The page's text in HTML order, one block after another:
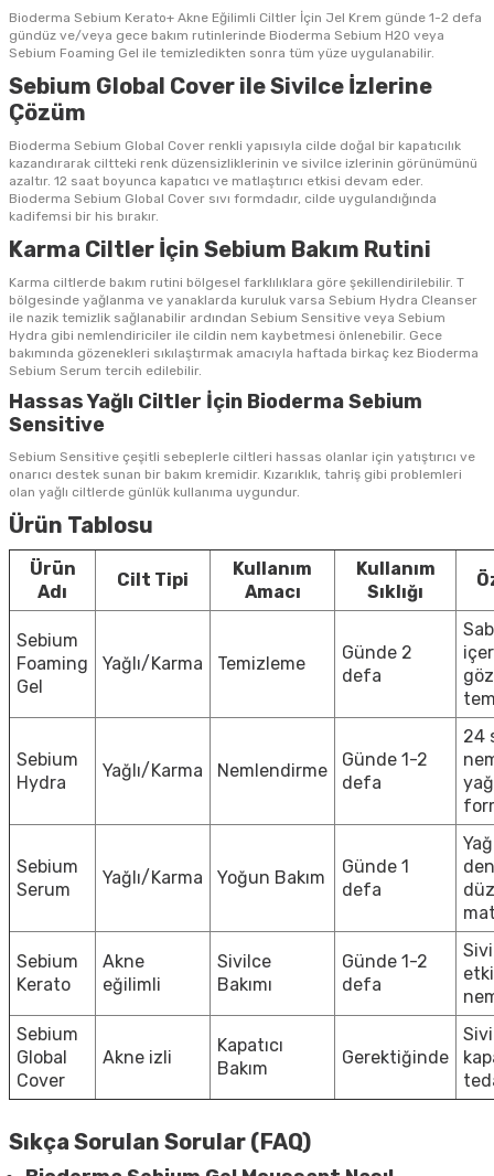
Bioderma Sebium Kerato+ Akne Eğilimli Ciltler İçin Jel Krem günde 1-2 defa
gündüz ve/veya gece bakım rutinlerinde Bioderma Sebium H2O veya
Sebium Foaming Gel ile temizledikten sonra tüm yüze uygulanabilir.
Sebium Global Cover ile Sivilce İzlerine
Çözüm
Bioderma Sebium Global Cover renkli yapısıyla cilde doğal bir kapatıcılık
kazandırarak ciltteki renk düzensizliklerinin ve sivilce izlerinin görünümünü
azaltır. 12 saat boyunca kapatıcı ve matlaştırıcı etkisi devam eder.
Bioderma Sebium Global Cover sıvı formdadır, cilde uygulandığında
kadifemsi bir his bırakır.
Karma Ciltler İçin Sebium Bakım Rutini
Karma ciltlerde bakım rutini bölgesel farklılıklara göre şekillendirilebilir. T
bölgesinde yağlanma ve yanaklarda kuruluk varsa Sebium Hydra Cleanser
ile nazik temizlik sağlanabilir ardından Sebium Sensitive veya Sebium
Hydra gibi nemlendiriciler ile cildin nem kaybetmesi önlenebilir. Gece
bakımında gözenekleri sıkılaştırmak amacıyla haftada birkaç kez Bioderma
Sebium Serum tercih edilebilir.
Hassas Yağlı Ciltler İçin Bioderma Sebium
Sensitive
Sebium Sensitive çeşitli sebeplerle ciltleri hassas olanlar için yatıştırıcı ve
onarıcı destek sunan bir bakım kremidir. Kızarıklık, tahriş gibi problemleri
olan yağlı ciltlerde günlük kullanıma uygundur.
Ürün Tablosu
Ürün
Adı
Cilt Tipi
Kullanım
Amacı
Kullanım
Sıklığı
Sebium
Foaming
Gel
Yağlı/Karma Temizleme
Günde 2
defa
Sebium
Hydra
Yağlı/Karma Nemlendirme
Günde 1-2
defa
24
Sebium
Serum
Yağlı/Karma Yoğun Bakım
Günde 1
defa
Yağ
Sebium
Kerato
Akne
eğilimli
Sivilce
Bakımı
Günde 1-2
defa
Sebium
Global
Cover
Akne izli
Kapatıcı
Bakım
Gerektiğinde
Sıkça Sorulan Sorular (FAQ)